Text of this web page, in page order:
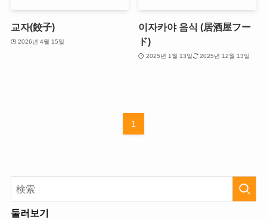
교자(餃子)
2026년 4월 15일
이자카야 음식 (居酒屋フー
ド)
2025년 1월 13일 2025년 12월 13일
1
둘러보기